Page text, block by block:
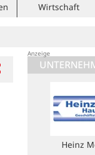
Wirtschaft